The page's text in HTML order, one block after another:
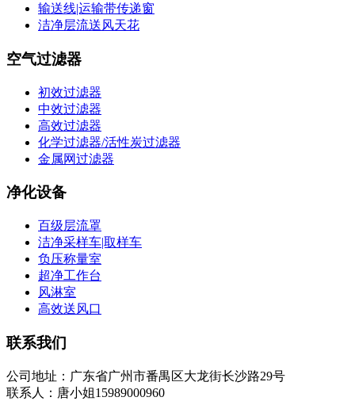
输送线|运输带传递窗
洁净层流送风天花
空气过滤器
初效过滤器
中效过滤器
高效过滤器
化学过滤器/活性炭过滤器
金属网过滤器
净化设备
百级层流罩
洁净采样车|取样车
负压称量室
超净工作台
风淋室
高效送风口
联系我们
公司地址：广东省广州市番禺区大龙街长沙路29号
联系人：唐小姐15989000960